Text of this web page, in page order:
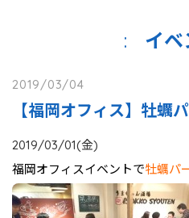
イベ
2019/03/04
【福岡オフィス】牡蠣
2019/03/01(金)
福岡オフィスイベントで牡蠣パ